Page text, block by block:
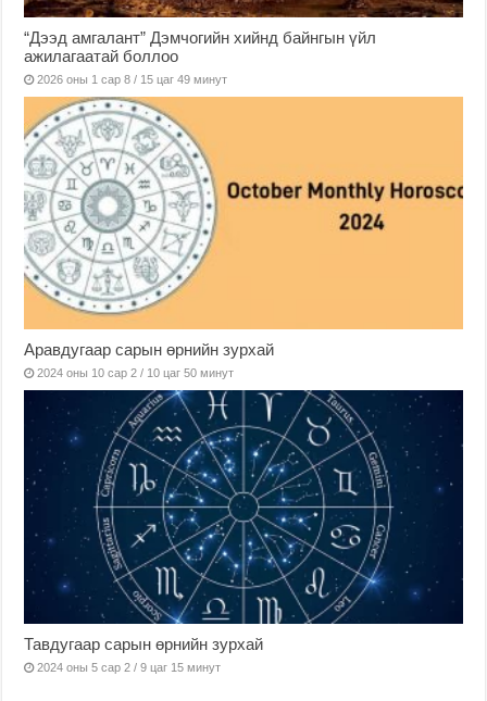
“Дээд амгалант” Дэмчогийн хийнд байнгын үйл
ажилагаатай боллоо
2026 оны 1 сар 8 / 15 цаг 49 минут
Аравдугаар сарын өрнийн зурхай
2024 оны 10 сар 2 / 10 цаг 50 минут
Тавдугаар сарын өрнийн зурхай
2024 оны 5 сар 2 / 9 цаг 15 минут